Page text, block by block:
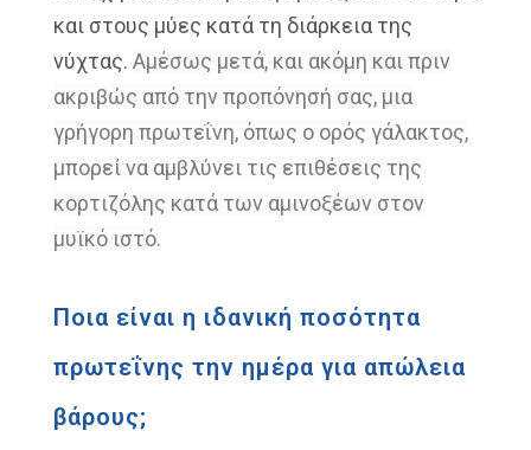
και στους μύες κατά τη διάρκεια της
νύχτας. Αμέσως μετά, και ακόμη και πριν
ακριβώς από την προπόνησή σας, μια
γρήγορη πρωτεΐνη, όπως ο ορός γάλακτος,
μπορεί να αμβλύνει τις επιθέσεις της
κορτιζόλης κατά των αμινοξέων στον
μυϊκό ιστό.
Ποια είναι η ιδανική ποσότητα
πρωτεΐνης την ημέρα για απώλεια
βάρους;